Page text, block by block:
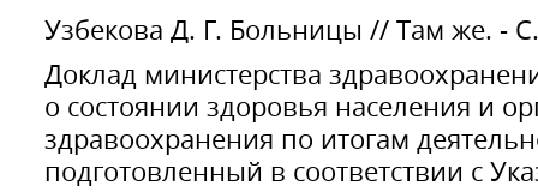
Узбекова Д. Г. Больницы // Там же. -
Доклад министерства
о состоянии здоровья населения и
здравоохранения по итогам
подготовленный в соответствии с